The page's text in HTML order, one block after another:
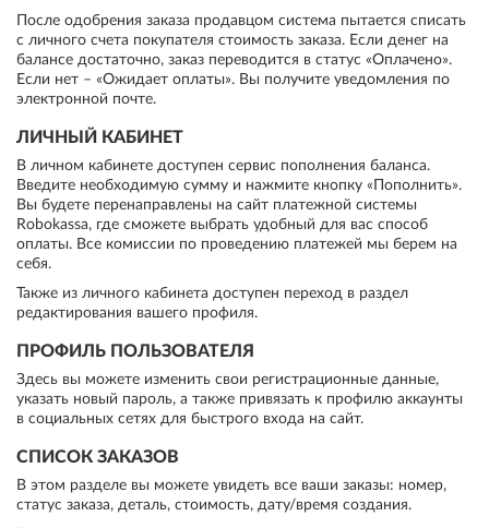
После одобрения заказа продавцом система пытается списать
с личного счета покупателя стоимость заказа. Если денег на
балансе достаточно, заказ переводится в статус «Оплачено».
Если нет – «Ожидает оплаты». Вы получите уведомления по
электронной почте.
ЛИЧНЫЙ КАБИНЕТ
В личном кабинете доступен сервис пополнения баланса.
Введите необходимую сумму и нажмите кнопку «Пополнить».
Вы будете перенаправлены на сайт платежной системы
Robokassa, где сможете выбрать удобный для вас способ
оплаты. Все комиссии по проведению платежей мы берем на
себя.
Также из личного кабинета доступен переход в раздел
редактирования вашего профиля.
ПРОФИЛЬ ПОЛЬЗОВАТЕЛЯ
Здесь вы можете изменить свои регистрационные данные,
указать новый пароль, а также привязать к профилю аккаунты
в социальных сетях для быстрого входа на сайт.
СПИСОК ЗАКАЗОВ
В этом разделе вы можете увидеть все ваши заказы: номер,
статус заказа, деталь, стоимость, дату/время создания.